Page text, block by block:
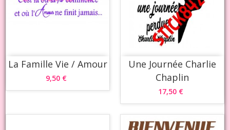
La Famille Vie / Amour
9,50 €
Une Journée Charlie
Chaplin
17,50 €